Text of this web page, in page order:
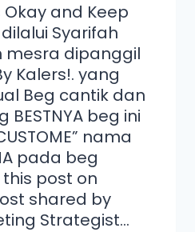
Okay and Keep
Syarifah
mesra dipanggil
Kalers!. yang
Beg cantik dan
beg ini
nama
pada beg
post on
shared by
Strategist…